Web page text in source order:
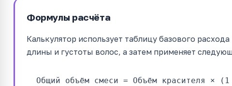
Формулы расчёта
Калькулятор использует таблицу базового
длины и густоты волос, а затем применяет
Общий объём смеси = Объём красителя × (1